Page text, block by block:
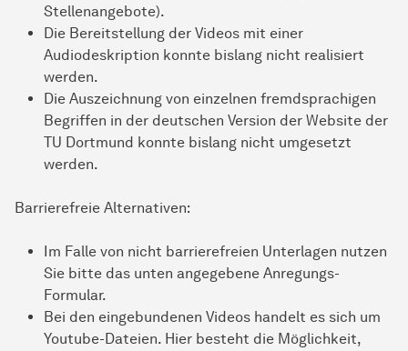
Stellenangebote).
Die Bereitstellung der Videos mit einer
Audiodeskription konnte bislang nicht realisiert
werden.
Die Auszeichnung von einzelnen fremdsprachigen
Begriffen in der deutschen Version der Website der
TU Dortmund konnte bislang nicht umgesetzt
werden.
Barrierefreie Alternativen:
Im Falle von nicht bar­ri­e­re­frei­en Unterlagen nutzen
Sie bitte das unten angegebene Anregungs-
Formular.
Bei den eingebundenen Videos handelt es sich um
Youtube-Dateien. Hier besteht die Möglichkeit,